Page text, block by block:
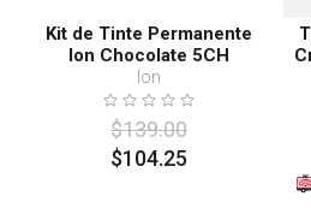
Kit de Tinte Permanente
Ion Chocolate 5CH
Ion
$139.00
$104.25